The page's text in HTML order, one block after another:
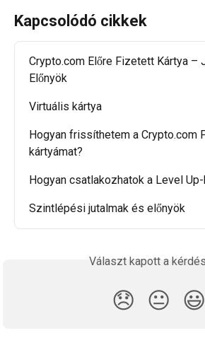
Kapcsolódó cikkek
Crypto.com Előre Fizetett Kártya –
Előnyök
Virtuális kártya
Hogyan frissíthetem a Crypto.com
kártyámat?
Hogyan csatlakozhatok a Level
Szintlépési jutalmak és előnyök
Választ kapott a
😞 😐 😃